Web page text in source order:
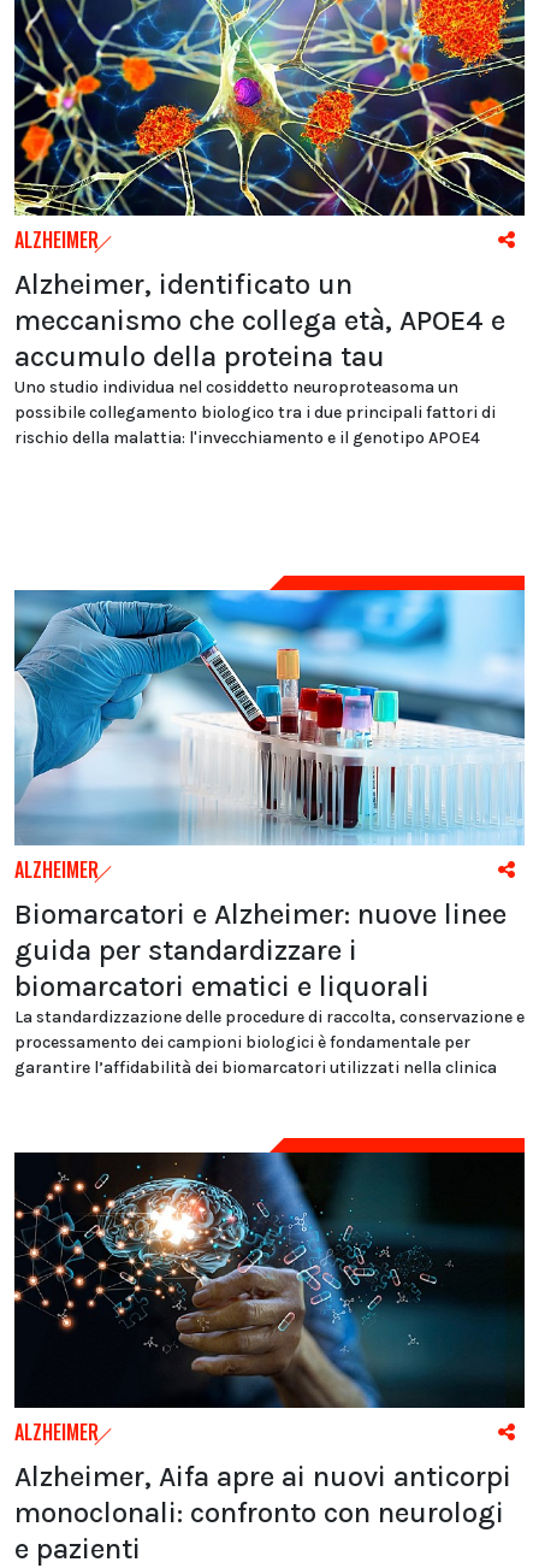
ALZHEIMER
Alzheimer, identificato un
meccanismo che collega età, APOE4 e
accumulo della proteina tau
Uno studio individua nel cosiddetto neuroproteasoma un
possibile collegamento biologico tra i due principali fattori di
rischio della malattia: l'invecchiamento e il genotipo APOE4
ALZHEIMER
Biomarcatori e Alzheimer: nuove linee
guida per standardizzare i
biomarcatori ematici e liquorali
La standardizzazione delle procedure di raccolta, conservazione e
processamento dei campioni biologici è fondamentale per
garantire l’affidabilità dei biomarcatori utilizzati nella clinica
ALZHEIMER
Alzheimer, Aifa apre ai nuovi anticorpi
monoclonali: confronto con neurologi
e pazienti